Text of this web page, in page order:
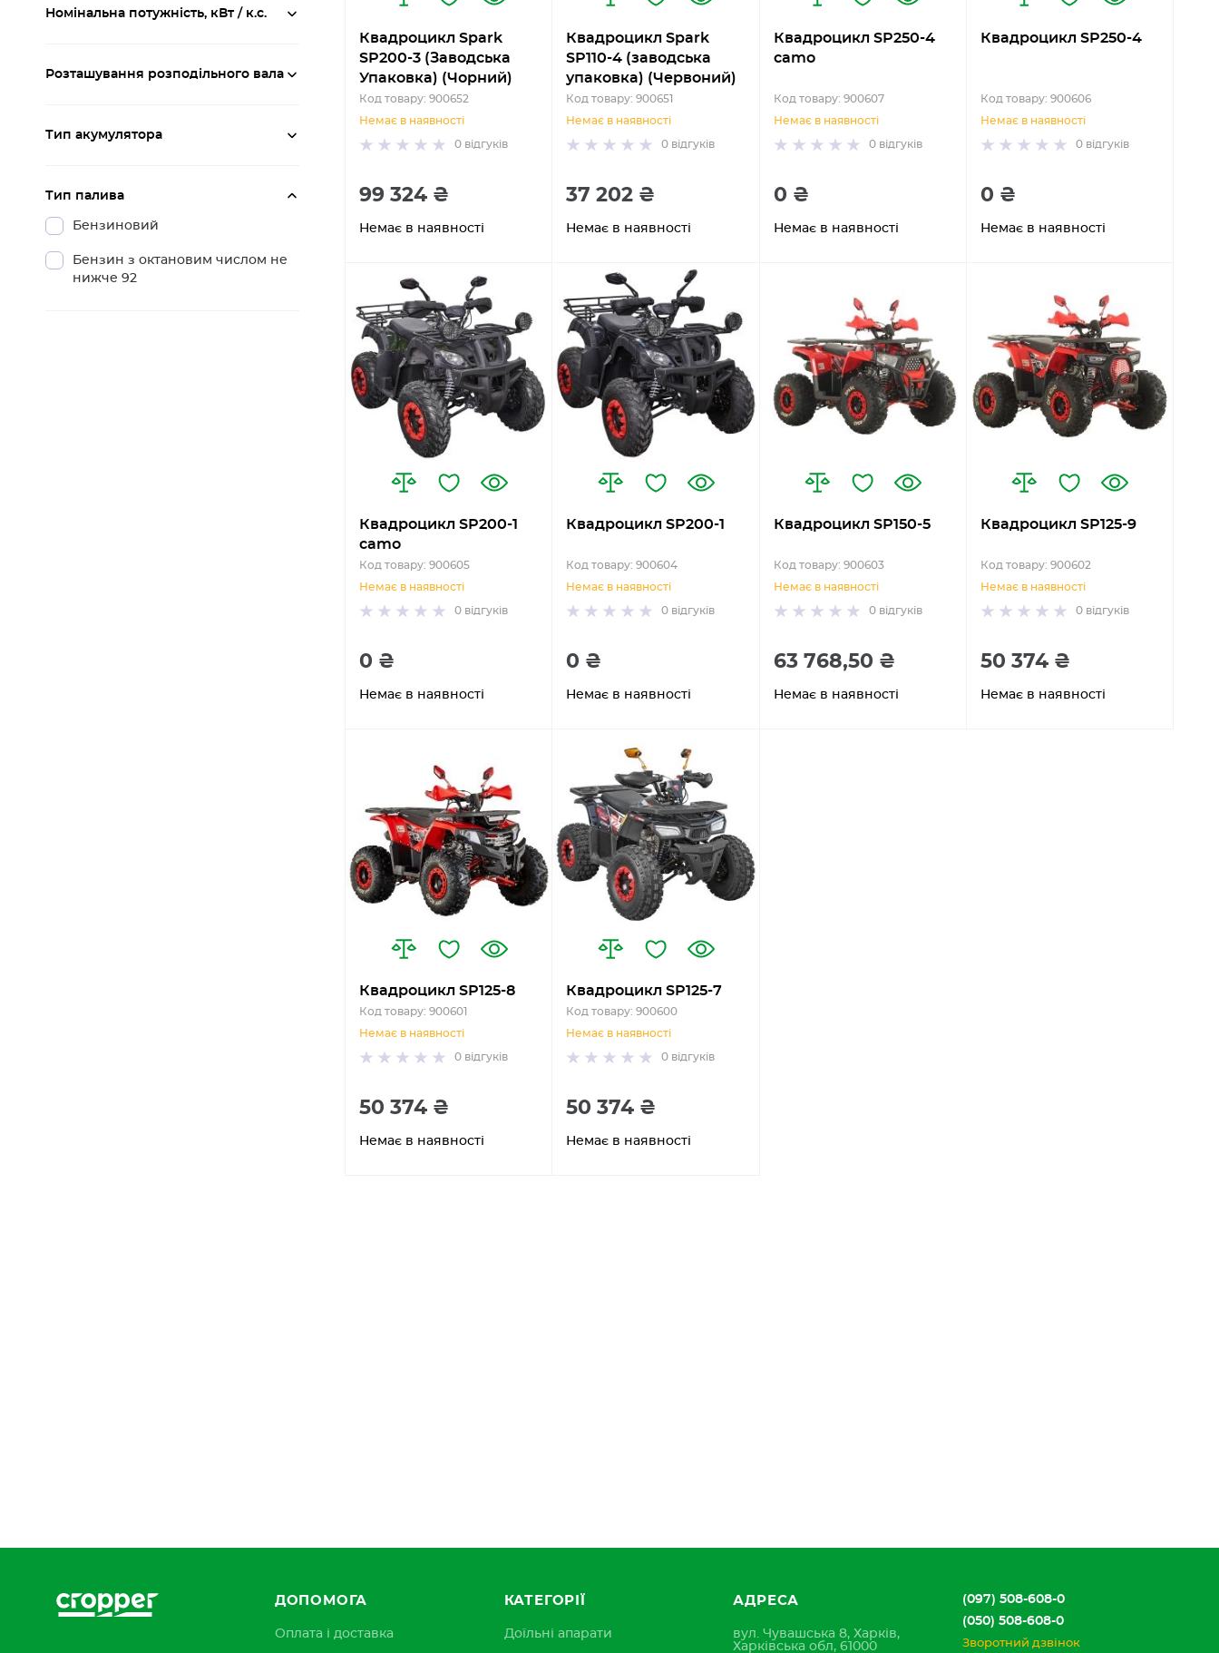
Квадроцикл Spark
SP200-3 (Заводська
Упаковка) (Чорний)
Код товару: 900652
Немає в наявності
0 відгуків
99 324 ₴
Немає в наявності
Квадроцикл Spark
SP110-4 (заводська
упаковка) (Червоний)
Код товару: 900651
Немає в наявності
0 відгуків
37 202 ₴
Немає в наявності
Квадроцикл SP250-4
camo
Код товару: 900607
Немає в наявності
0 відгуків
0 ₴
Немає в наявності
Квадроцикл SP250-4
Код товару: 900606
Немає в наявності
0 відгуків
0 ₴
Немає в наявності
Квадроцикл SP200-1
camo
Код товару: 900605
Немає в наявності
0 відгуків
0 ₴
Немає в наявності
Квадроцикл SP200-1
Код товару: 900604
Немає в наявності
0 відгуків
0 ₴
Немає в наявності
Квадроцикл SP150-5
Код товару: 900603
Немає в наявності
0 відгуків
63 768,50 ₴
Немає в наявності
Квадроцикл SP125-9
Код товару: 900602
Немає в наявності
0 відгуків
50 374 ₴
Немає в наявності
Квадроцикл SP125-8
Код товару: 900601
Немає в наявності
0 відгуків
50 374 ₴
Немає в наявності
Квадроцикл SP125-7
Код товару: 900600
Немає в наявності
0 відгуків
50 374 ₴
Немає в наявності
Номінальна потужність, кВт / к.с.
Розташування розподільного вала
Тип акумулятора
Тип палива
Бензиновий
Бензин з октановим числом не
нижче 92
ДОПОМОГА
Оплата і доставка
КАТЕГОРІЇ
Доїльні апарати
АДРЕСА
вул. Чувашська 8, Харків,
Харківська обл, 61000
(097) 508-608-0
(050) 508-608-0
Зворотний дзвінок